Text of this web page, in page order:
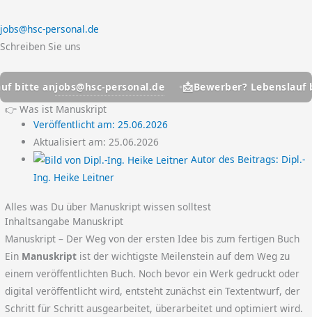
jobs@hsc-personal.de
Schreiben Sie uns
anjobs@hsc-personal.de 📩
Bewerber? Lebenslauf bitte
👉 Was ist Manuskript
Veröffentlicht am: 25.06.2026
Aktualisiert am: 25.06.2026
Autor des Beitrags: Dipl.-
Ing. Heike Leitner
Alles was Du über Manuskript wissen solltest
Inhaltsangabe Manuskript
Manuskript – Der Weg von der ersten Idee bis zum fertigen Buch
Ein Manuskript ist der wichtigste Meilenstein auf dem Weg zu
einem veröffentlichten Buch. Noch bevor ein Werk gedruckt oder
digital veröffentlicht wird, entsteht zunächst ein Textentwurf, der
Schritt für Schritt ausgearbeitet, überarbeitet und optimiert wird.